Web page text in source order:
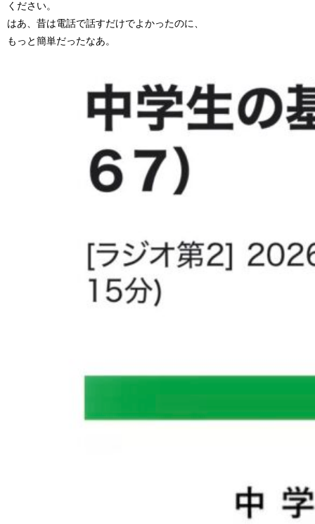
ください。
はあ、昔は電話で話すだけでよかったのに、
もっと簡単だったなあ。